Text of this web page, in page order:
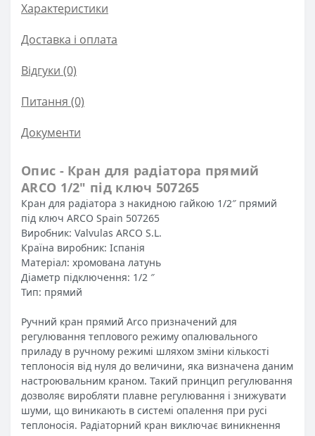
Характеристики
Доставка і оплата
Відгуки (0)
Питання (0)
Документи
Опис - Кран для радіатора прямий
ARCO 1/2″ під ключ 507265
Кран для радіатора з накидною гайкою 1/2″ прямий
під ключ ARCO Spain 507265
Виробник: Valvulas ARCO S.L.
Країна виробник: Іспанія
Матеріал: хромована латунь
Діаметр підключення: 1/2 ″
Тип: прямий
Ручний кран прямий Arco призначений для
регулювання теплового режиму опалювального
приладу в ручному режимі шляхом зміни кількості
теплоносія від нуля до величини, яка визначена даним
настроювальним краном. Такий принцип регулювання
дозволяє виробляти плавне регулювання і знижувати
шуми, що виникають в системі опалення при русі
теплоносія. Радіаторний кран виключає виникнення